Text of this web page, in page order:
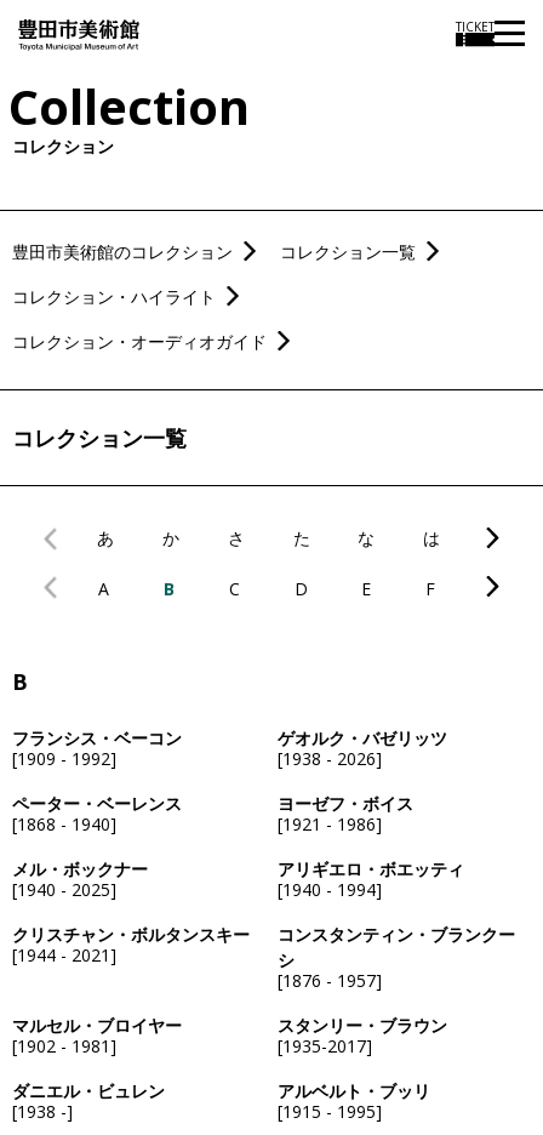
TICKET
Collection
コレクション
豊田市美術館のコレクション
コレクション一覧
コレクション・ハイライト
コレクション・オーディオガイド
コレクション一覧
あ か さ た な は
A B C D E F
B
フランシス・ベーコン
[1909 - 1992]
ゲオルク・バゼリッツ
[1938 - 2026]
ペーター・ベーレンス
[1868 - 1940]
ヨーゼフ・ボイス
[1921 - 1986]
メル・ボックナー
[1940 - 2025]
アリギエロ・ボエッティ
[1940 - 1994]
クリスチャン・ボルタンスキー
[1944 - 2021]
コンスタンティン・ブランクー
シ
[1876 - 1957]
マルセル・ブロイヤー
[1902 - 1981]
スタンリー・ブラウン
[1935-2017]
ダニエル・ビュレン
[1938 -]
アルベルト・ブッリ
[1915 - 1995]